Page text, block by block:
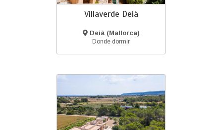
Villaverde Deià
Deià (Mallorca)
Donde dormir